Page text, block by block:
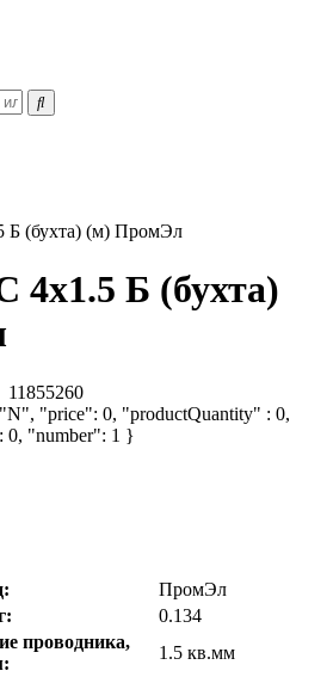
(бухта) (м) ПромЭл
Б (бухта)
11855260
"price": 0, "productQuantity" : 0,
0, "number": 1 }
ПромЭл
0.134
проводника,
1.5 кв.мм